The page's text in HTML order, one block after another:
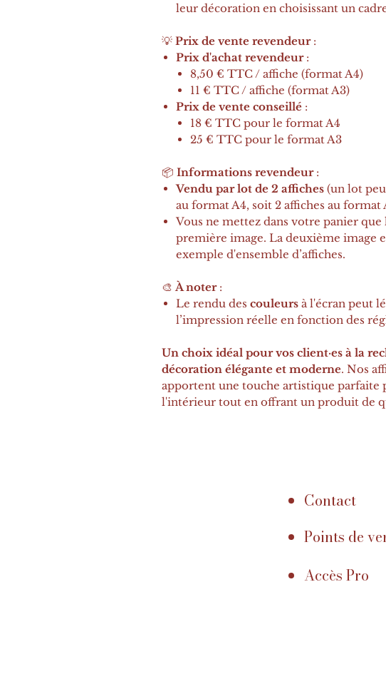
leur décoration en choisissant un
💡 Prix de vente revendeur:
Prix d'achat revendeur:
8,50 € TTC / affiche (format A4)
11 € TTC / affiche (format A3)
Prix de vente conseillé :
18 € TTC pour le format A4
25 € TTC pour le format A3
📦 Informations revendeur:
Vendu par lot de 2 affiches (un lot
au format A4, soit 2 affiches au format
Vous ne mettez dans votre panier que
première image. La deuxième image
exemple d'ensemble d’affiches.
🎨 À noter:
Le rendu des couleurs à l'écran peut
l’impression réelle en fonction des
Un choix idéal pour vos client·es à la
décoration élégante et moderne. Nos
apportent une touche artistique parfaite
l'intérieur tout en offrant un produit de
Contact
Points de
Accès Pro